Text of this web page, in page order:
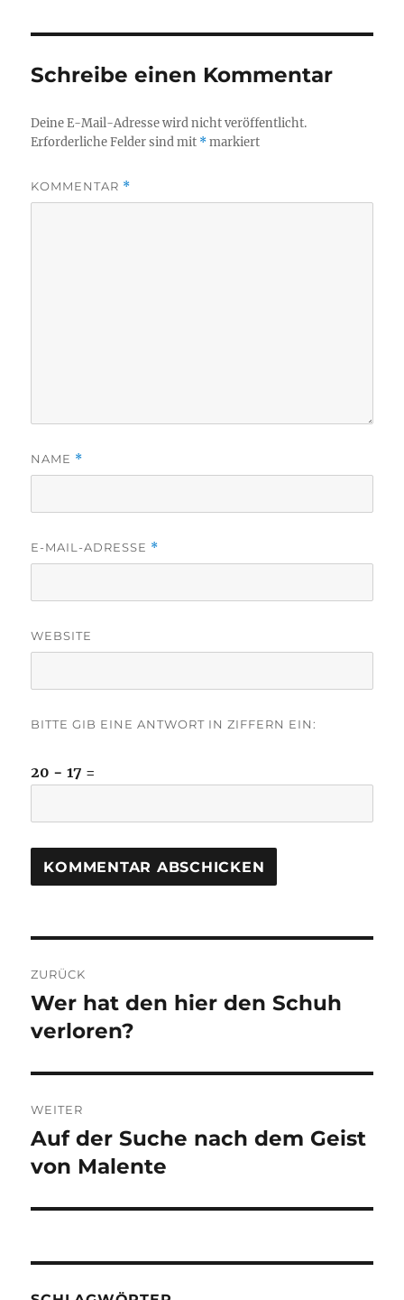
Schreibe einen Kommentar
Deine E-Mail-Adresse wird nicht veröffentlicht.
Erforderliche Felder sind mit *markiert
KOMMENTAR *
NAME *
E-MAIL-ADRESSE *
WEBSITE
BITTE GIB EINE ANTWORT IN ZIFFERN EIN:
20 − 17 =
ZURÜCK
Vorheriger
Beitrag:
Wer hat den hier den Schuh
verloren?
WEITER
Nächster
Beitrag:
Auf der Suche nach dem Geist
von Malente